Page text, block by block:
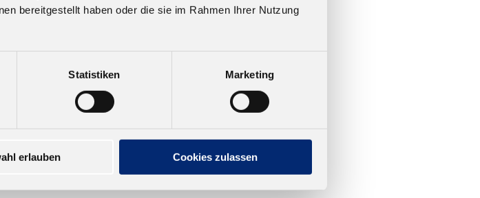
bereitgestellt haben oder die sie im Rahmen Ihrer Nutzung
Statistiken Marketing
erlauben Cookies zulassen